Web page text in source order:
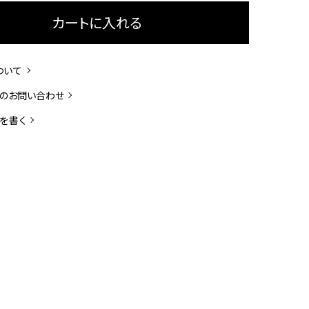
カートに入れる
て
お問い合わせ
書く